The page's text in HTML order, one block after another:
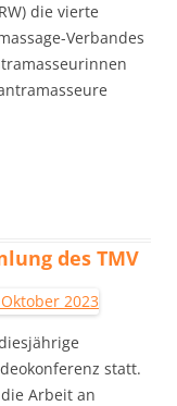
die vierte
Verbandes
des TMV
statt.
Arbeit an